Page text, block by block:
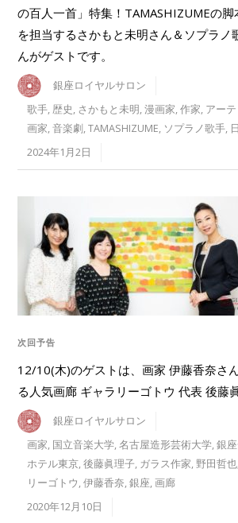
の百人一首」特集！TAMASHIZUMEの
を担当するさかもと未明さん＆ソプラノ
んがゲストです。
銀座ロイヤルサロン
歌手, 歴史, さかもと未明,漫画家,作家, アー
画家,音楽劇,TAMASHIZUME, ソプラノ歌手,
2024年1月2日
次回予告
12/10(木)のゲストは、画家 伊藤香奈さ
る人気画廊 ギャラリーゴトウ 代表 後藤
銀座ロイヤルサロン
画家, 国立音楽大学,名古屋造形芸術大学,銀
ホテル東京,後藤眞理子, ガラス作家, 野田哲也
リーゴトウ,伊藤香奈,銀座,画廊
2020年12月10日